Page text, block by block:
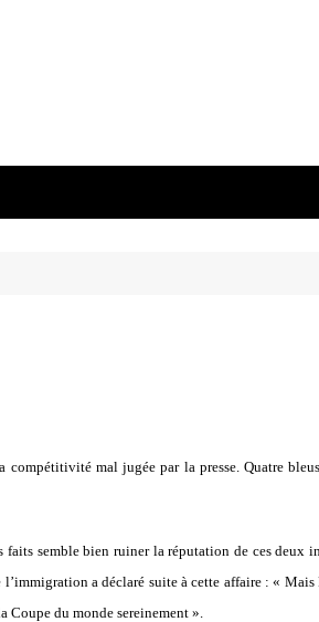
mal jugée par la presse. Quatre
semble bien ruiner la réputation de ces deux
a déclaré suite à cette affaire : «
Coupe du monde sereinement ».